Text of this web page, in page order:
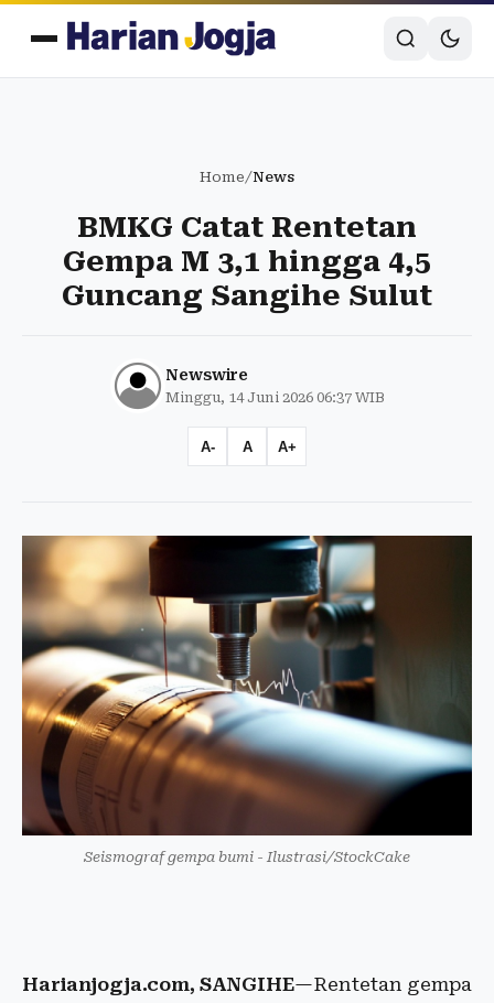
Home/News
BMKG Catat Rentetan
Gempa M 3,1 hingga 4,5
Guncang Sangihe Sulut
Newswire
Minggu, 14 Juni 2026 06:37 WIB
A- A A+
Seismograf gempa bumi - Ilustrasi/StockCake
Harianjogja.com, SANGIHE—Rentetan gempa